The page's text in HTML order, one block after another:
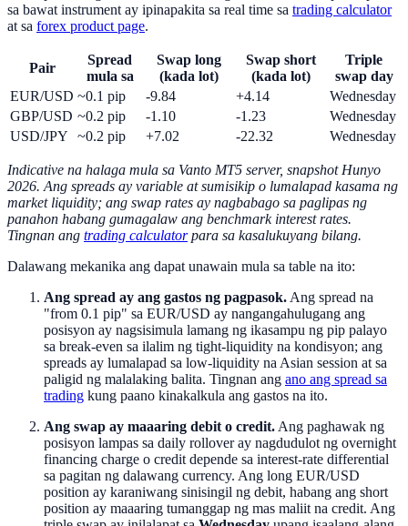
sa bawat instrument ay ipinapakita sa real time sa trading calculator
at sa forex product page.
Pair
Spread
mula sa
Swap long
(kada lot)
Swap short
(kada lot)
Triple
swap day
EUR/USD ~0.1 pip -9.84 +4.14
Wednesday
GBP/USD ~0.2 pip -1.10 -1.23
Wednesday
USD/JPY
~0.2 pip +7.02 -22.32 Wednesday
Indicative na halaga mula sa Vanto MT5 server, snapshot Hunyo
2026. Ang spreads ay variable at sumisikip o lumalapad kasama ng
market liquidity; ang swap rates ay nagbabago sa paglipas ng
panahon habang gumagalaw ang benchmark interest rates.
Tingnan ang trading calculatorpara sa kasalukuyang bilang.
Dalawang mekanika ang dapat unawain mula sa table na ito:
Ang spread ay ang gastos ng pagpasok. Ang spread na
"from 0.1 pip" sa EUR/USD ay nangangahulugang ang
posisyon ay nagsisimula lamang ng ikasampu ng pip palayo
sa break-even sa ilalim ng tight-liquidity na kondisyon; ang
spreads ay lumalapad sa low-liquidity na Asian session at sa
paligid ng malalaking balita. Tingnan ang ano ang spread sa
trading kung paano kinakalkula ang gastos na ito.
Ang swap ay maaaring debit o credit. Ang paghawak ng
posisyon lampas sa daily rollover ay nagdudulot ng overnight
financing charge o credit depende sa interest-rate differential
sa pagitan ng dalawang currency. Ang long EUR/USD
position ay karaniwang sinisingil ng debit, habang ang short
position ay maaaring tumanggap ng mas maliit na credit. Ang